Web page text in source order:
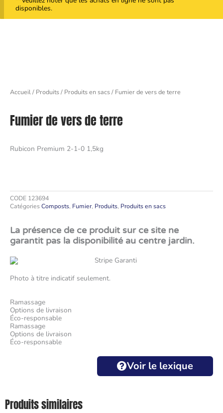
disponibles.
Accueil/ Produits/ Produits en sacs/ Fumier de vers de terre
Fumier de vers de terre
Rubicon Premium 2-1-0 1,5kg
CODE 123694
CatégoriesComposts, Fumier, Produits, Produits en sacs
La présence de ce produit sur ce site ne
garantit pas la disponibilité au centre jardin.
Photo à titre indicatif seulement.
Ramassage
Options de livraison
Éco-responsable
Ramassage
Options de livraison
Éco-responsable
Voir le lexique
Produits similaires